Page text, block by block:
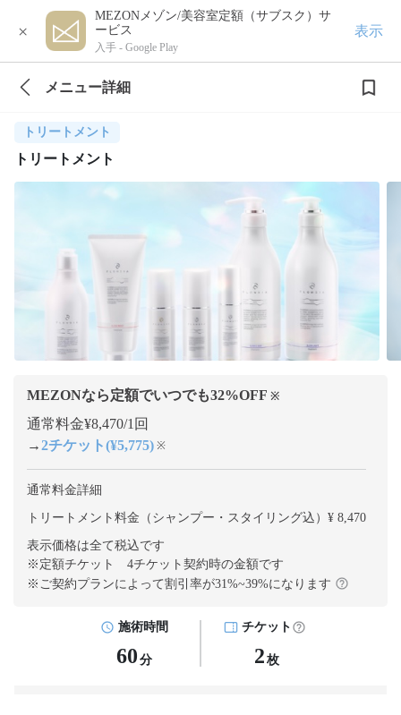
×
MEZONメゾン/美容室定額（サブスク）サ
ービス
入手 - Google Play
表示
メニュー詳細
トリートメント
トリートメント
MEZONなら定額でいつでも32%OFF ※
通常料金¥8,470/1回
→2チケット(¥5,775) ※
通常料金詳細
トリートメント料金（シャンプー・スタイリング込）¥ 8,470
表示価格は全て税込です
※定額チケット 4チケット契約時の金額です
※ご契約プランによって割引率が31%~39%になります
施術時間
60 分
チケット
2 枚